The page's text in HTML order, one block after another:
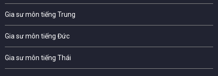
Gia sư môn tiếng Trung
Gia sư môn tiếng Đức
Gia sư môn tiếng Thái